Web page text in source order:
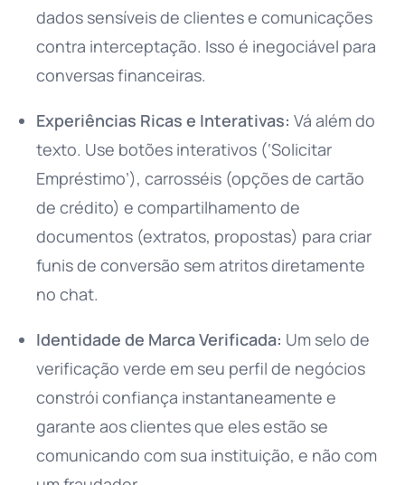
dados sensíveis de clientes e comunicações
contra interceptação. Isso é inegociável para
conversas financeiras.
Experiências Ricas e Interativas: Vá além do
texto. Use botões interativos (‘Solicitar
Empréstimo’), carrosséis (opções de cartão
de crédito) e compartilhamento de
documentos (extratos, propostas) para criar
funis de conversão sem atritos diretamente
no chat.
Identidade de Marca Verificada: Um selo de
verificação verde em seu perfil de negócios
constrói confiança instantaneamente e
garante aos clientes que eles estão se
comunicando com sua instituição, e não com